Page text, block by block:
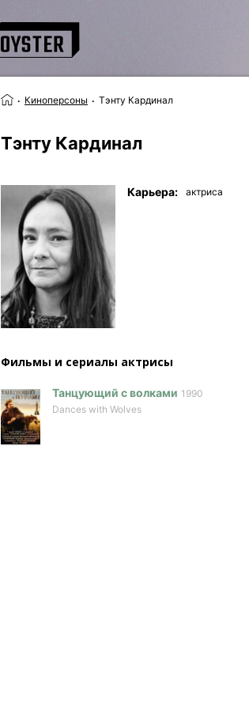
Киноперсоны Тэнту Кардинал
Тэнту Кардинал
Карьера: актриса
Фильмы и сериалы актриcы
Танцующий с волками 1990
Dances with Wolves